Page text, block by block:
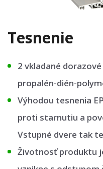
Tesnenie
2 vkladané
propalén-dién-
Výhodou tesnenia
proti starnutiu a
Vstupné dvere tak
Životnosť produktu